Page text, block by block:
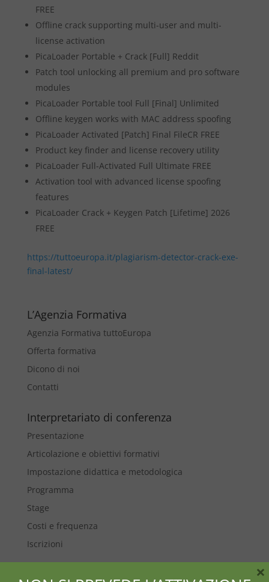
FREE
Offline crack supporting multi-user and multi-
license activation
PicaLoader Portable + Crack [Full] Reddit
Patch tool unlocking all premium and pro software
modules
PicaLoader Portable tool Full [Final] Unlimited
Offline keygen works with MAC address spoofing
PicaLoader Activated [Patch] Final FileCR FREE
Product key finder and license recovery utility
PicaLoader Full-Activated Full Ultimate FREE
Activation tool with advanced license spoofing
features
PicaLoader Crack + Keygen Patch [Lifetime] 2026
FREE
https://tuttoeuropa.it/plagiarism-detector-crack-exe-
final-latest/
L’Agenzia Formativa
Agenzia Formativa tuttoEuropa
Offerta formativa
Dicono di noi
Contatti
Interpretariato di conferenza
Presentazione
Articolazione e obiettivi formativi
Impostazione didattica e metodologica
Programma
Stage
Costi e frequenza
Iscrizioni
×